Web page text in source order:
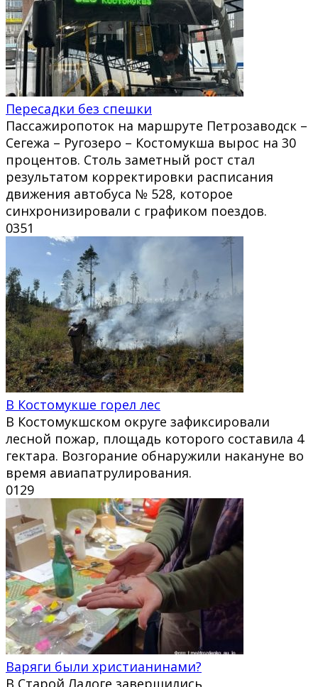
Пересадки без спешки
Пассажиропоток на маршруте Петрозаводск –
Сегежа – Ругозеро – Костомукша вырос на 30
процентов. Столь заметный рост стал
результатом корректировки расписания
движения автобуса № 528, которое
синхронизировали с графиком поездов.
0351
В Костомукше горел лес
В Костомукшском округе зафиксировали
лесной пожар, площадь которого составила 4
гектара. Возгорание обнаружили накануне во
время авиапатрулирования.
0129
Варяги были христианинами?
В Старой Ладоге завершились